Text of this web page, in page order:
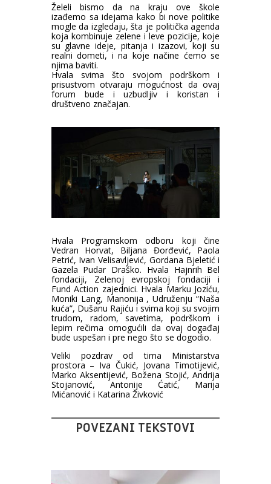
Želeli bismo da na kraju ove škole
izađemo sa idejama kako bi nove politike
mogle da izgledaju, šta je politička agenda
koja kombinuje zelene i leve pozicije, koje
su glavne ideje, pitanja i izazovi, koji su
realni dometi, i na koje načine ćemo se
njima baviti.
Hvala svima što svojom podrškom i
prisustvom otvaraju mogućnost da ovaj
forum bude i uzbudljiv i koristan i
društveno značajan.
Hvala Programskom odboru koji čine
Vedran Horvat, Biljana Đorđević, Paola
Petrić, Ivan Velisavljević, Gordana Bjeletić i
Gazela Pudar Draško. Hvala Hajnrih Bel
fondaciji, Zelenoj evropskoj fondaciji i
Fund Action zajednici. Hvala Marku Joziću,
Moniki Lang, Manonija , Udruženju “Naša
kuća”, Dušanu Rajiću i svima koji su svojim
trudom, radom, savetima, podrškom i
lepim rečima omogućili da ovaj događaj
bude uspešan i pre nego što se dogodio.
Veliki pozdrav od tima Ministarstva
prostora – Iva Čukić, Jovana Timotijević,
Marko Aksentijević, Božena Stojić, Andrija
Stojanović, Antonije Ćatić, Marija
Mićanović i Katarina Živković
POVEZANI TEKSTOVI